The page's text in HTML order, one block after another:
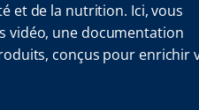
et de la nutrition. Ici, vous
vidéo, une documentation
conçus pour enrichir